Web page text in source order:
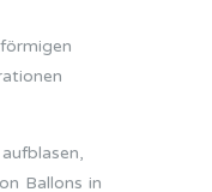
Ballons in